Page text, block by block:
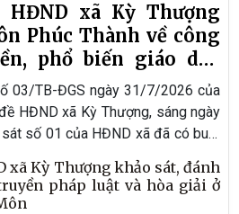
xã Kỳ Thượng
Phúc Thành về công
phổ biến giáo dục
giải ở cơ sở
03/TB-ĐGS ngày 31/7/2026 của
HĐND xã Kỳ Thượng, sáng ngày
số 01 của HĐND xã đã có buổi
nhằm giám sát việc thực hiện
biến giáo dục pháp luật và hòa
xã Kỳ Thượng khảo sát, đánh
pháp luật và hòa giải ở